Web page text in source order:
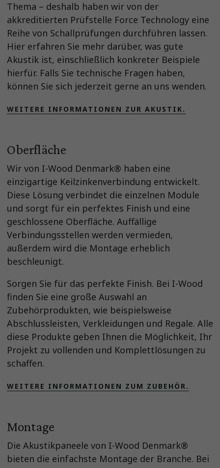
Thema – deshalb haben wir von der
akkreditierten Prüfstelle Force Technology eine
Reihe von Schallprüfungen durchführen lassen.
Hier erfahren Sie mehr darüber, was gute
Akustik ist, einschließlich konkreter Beispiele
hierfür. Falls Sie technische Fragen haben,
können Sie sich jederzeit gerne an uns wenden.
WEITERE INFORMATIONEN ZUR AKUSTIK.
Oberfläche
Wir von I-Wood Denmark® haben eine
einzigartige Keilzinkenverbindung entwickelt.
Diese Lösung verbindet die einzelnen Module
und sorgt für ein perfektes Finish und eine
geschlossene Oberfläche. Auffällige
Verbindungsstellen werden vermieden,
außerdem wird die Montage erheblich
beschleunigt.
Sorgen Sie für das perfekte Finish. Bei I-Wood
finden Sie eine große Auswahl an
Zubehörprodukten, wie beispielsweise
Abschlussleisten, Verkleidungen und Regale. Alle
diese Produkte geben Ihnen die Möglichkeit, Ihr
Projekt zu vollenden und Komplettlösungen zu
schaffen.
WEITERE INFORMATIONEN ZUM ZUBEHÖR.
Montage
Die Akustikpaneele von I-Wood Denmark®
bieten die einfachste Montage der Branche. Bei